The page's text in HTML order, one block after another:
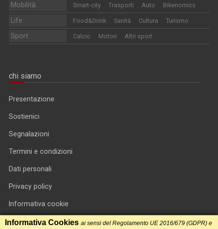
Mobilità Smart-city Trasporti Auto Bikenomics
Life Food&Drink Sanità Cultura Turismo
Sport Calcio Motori Altri sport
chi siamo
Presentazione
Sostienici
Segnalazioni
Termini e condizioni
Dati personali
Privacy policy
Informativa cookie
RSS feed
Informativa Cookies ai sensi del Regolamento UE 2016/679 (GDPR) e